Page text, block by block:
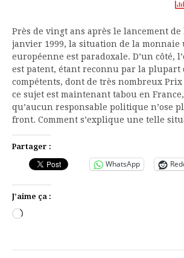
Près de vingt ans après le lancement de
janvier 1999, la situation de la monnaie
européenne est paradoxale. D’un côté,
est patent, étant reconnu par la plupart
compétents, dont de très nombreux Prix
ce sujet est maintenant tabou en
qu’aucun responsable politique n’ose
front. Comment s’explique une telle
Partager :
WhatsApp
J’aime ça :
Chargement…